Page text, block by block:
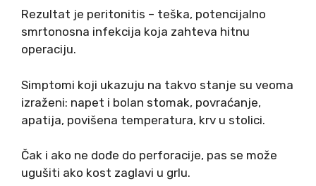
Rezultat je peritonitis – teška, potencijalno
smrtonosna infekcija koja zahteva hitnu
operaciju.
Simptomi koji ukazuju na takvo stanje su veoma
izraženi: napet i bolan stomak, povraćanje,
apatija, povišena temperatura, krv u stolici.
Čak i ako ne dođe do perforacije, pas se može
ugušiti ako kost zaglavi u grlu.